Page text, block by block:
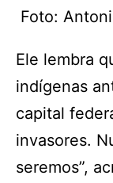
Foto:
Ele lembra
indígenas
capital
invasores.
seremos”,